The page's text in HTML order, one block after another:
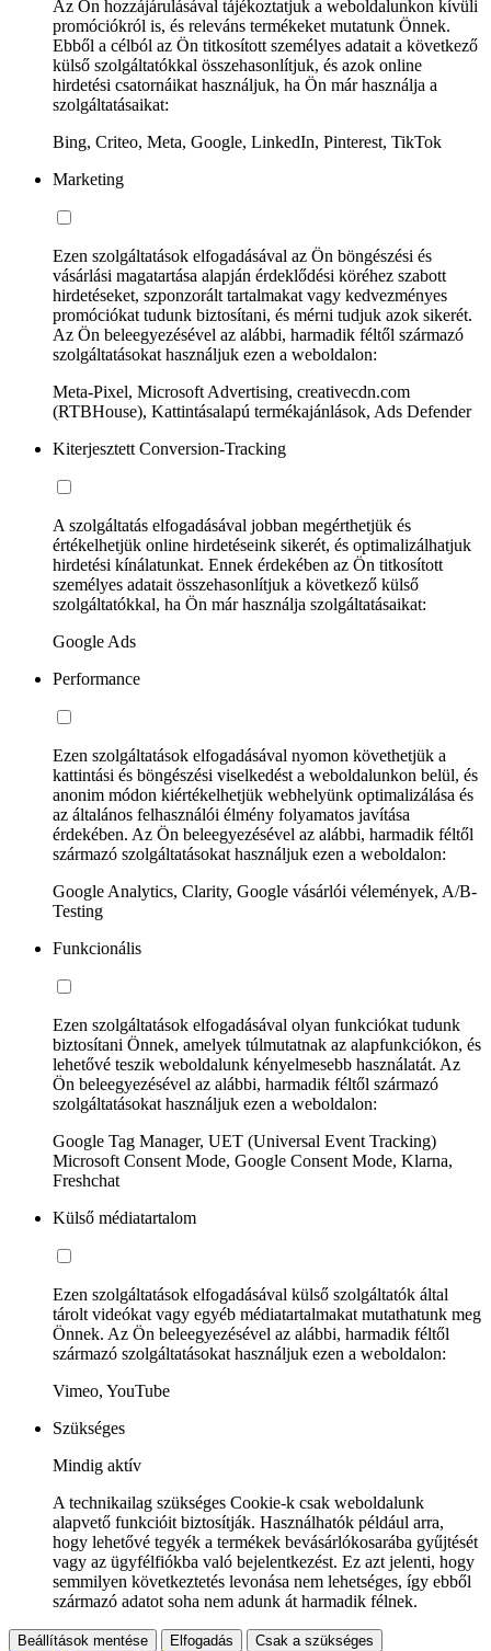
Az Ön hozzájárulásával tájékoztatjuk a weboldalunkon kívüli
promóciókról is, és releváns termékeket mutatunk Önnek.
Ebből a célból az Ön titkosított személyes adatait a következő
külső szolgáltatókkal összehasonlítjuk, és azok online
hirdetési csatornáikat használjuk, ha Ön már használja a
szolgáltatásaikat:
Bing, Criteo, Meta, Google, LinkedIn, Pinterest, TikTok
Marketing
Ezen szolgáltatások elfogadásával az Ön böngészési és
vásárlási magatartása alapján érdeklődési köréhez szabott
hirdetéseket, szponzorált tartalmakat vagy kedvezményes
promóciókat tudunk biztosítani, és mérni tudjuk azok sikerét.
Az Ön beleegyezésével az alábbi, harmadik féltől származó
szolgáltatásokat használjuk ezen a weboldalon:
Meta-Pixel, Microsoft Advertising, creativecdn.com
(RTBHouse), Kattintásalapú termékajánlások, Ads Defender
Kiterjesztett Conversion-Tracking
A szolgáltatás elfogadásával jobban megérthetjük és
értékelhetjük online hirdetéseink sikerét, és optimalizálhatjuk
hirdetési kínálatunkat. Ennek érdekében az Ön titkosított
személyes adatait összehasonlítjuk a következő külső
szolgáltatókkal, ha Ön már használja szolgáltatásaikat:
Google Ads
Performance
Ezen szolgáltatások elfogadásával nyomon követhetjük a
kattintási és böngészési viselkedést a weboldalunkon belül, és
anonim módon kiértékelhetjük webhelyünk optimalizálása és
az általános felhasználói élmény folyamatos javítása
érdekében. Az Ön beleegyezésével az alábbi, harmadik féltől
származó szolgáltatásokat használjuk ezen a weboldalon:
Google Analytics, Clarity, Google vásárlói vélemények, A/B-
Testing
Funkcionális
Ezen szolgáltatások elfogadásával olyan funkciókat tudunk
biztosítani Önnek, amelyek túlmutatnak az alapfunkciókon, és
lehetővé teszik weboldalunk kényelmesebb használatát. Az
Ön beleegyezésével az alábbi, harmadik féltől származó
szolgáltatásokat használjuk ezen a weboldalon:
Google Tag Manager, UET (Universal Event Tracking)
Microsoft Consent Mode, Google Consent Mode, Klarna,
Freshchat
Külső médiatartalom
Ezen szolgáltatások elfogadásával külső szolgáltatók által
tárolt videókat vagy egyéb médiatartalmakat mutathatunk meg
Önnek. Az Ön beleegyezésével az alábbi, harmadik féltől
származó szolgáltatásokat használjuk ezen a weboldalon:
Vimeo, YouTube
Szükséges
Mindig aktív
A technikailag szükséges Cookie-k csak weboldalunk
alapvető funkcióit biztosítják. Használhatók például arra,
hogy lehetővé tegyék a termékek bevásárlókosarába gyűjtését
vagy az ügyfélfiókba való bejelentkezést. Ez azt jelenti, hogy
semmilyen következtetés levonása nem lehetséges, így ebből
származó adatot soha nem adunk át harmadik félnek.
Beállítások mentése Elfogadás Csak a szükséges